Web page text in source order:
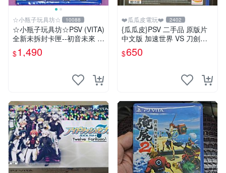
☆小瓶子玩具坊☆ 10088
☆小瓶子玩具坊☆PSV (VITA)
全新未拆封卡匣--初音未來 名
伶計畫X 中文版
$1,490
❤️瓜瓜皮電玩❤️ 2402
{瓜瓜皮}PSV 二手品 原版片
中文版 加速世界 VS 刀劍神
域 千年的黃昏(遊戲都能回收)
$650